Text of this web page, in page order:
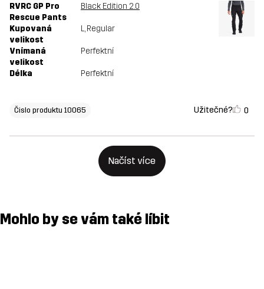
RVRC GP Pro
Rescue Pants
Black Edition 2.0
Kupovaná
velikost
L, Regular
Vnímaná
velikost
Perfektní
Délka Perfektní
Čislo produktu 10065 Užitečné? 0
Načíst více
Mohlo by se vám také líbit